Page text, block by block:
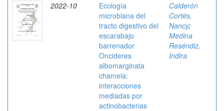
2022-10
Ecología
microbiana del
tracto digestivo del
escarabajo
barrenador
Oncideres
albomarginata
chamela:
interacciones
mediadas por
actinobacterias
Calderón
Cortés,
Nancy;
Medina
Reséndiz,
Indira